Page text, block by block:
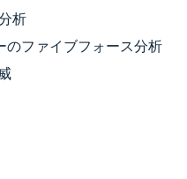
析
のファイブフォース分析